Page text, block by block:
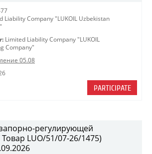
Liability Company "LUKOIL Uzbekistan
Limited Liability Company "LUKOIL
Company"
05.08
PARTICIPATE
регулирующей
LUO/51/07-26/1475)